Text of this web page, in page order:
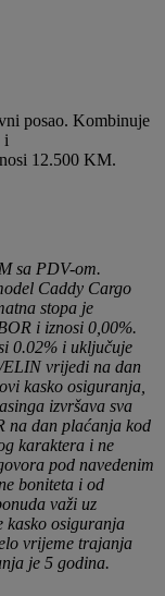
posao. Kombinuje
i
12.500 KM.
sa PDV-om.
Caddy Cargo
stopa je
i iznosi 0,00%.
0.02% i uključuje
ELIN vrijedi na dan
kasko osiguranja,
izvršava sva
na dan plaćanja kod
karaktera i ne
pod navedenim
boniteta i od
važi uz
kasko osiguranja
vrijeme trajanja
je 5 godina.